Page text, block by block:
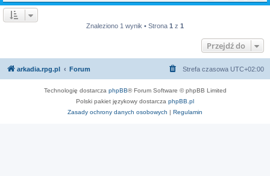
Znaleziono 1 wynik • Strona 1 z 1
Przejdź do
arkadia.rpg.pl Forum Strefa czasowa UTC+02:00
Technologię dostarcza phpBB® Forum Software © phpBB Limited
Polski pakiet językowy dostarcza phpBB.pl
Zasady ochrony danych osobowych | Regulamin